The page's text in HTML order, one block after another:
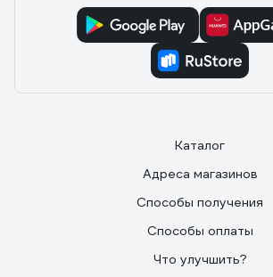
Каталог
Адреса магазинов
Способы получения
Способы оплаты
Что улучшить?